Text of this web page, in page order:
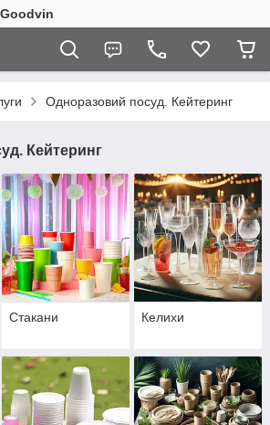
Goodvin
Одноразовий посуд. Кейтеринг
Кейтеринг
Стакани Келихи